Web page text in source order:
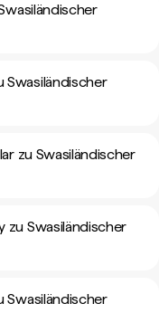
Swasiländischer
zu Swasiländischer
zu Swasiländischer
Swasiländischer